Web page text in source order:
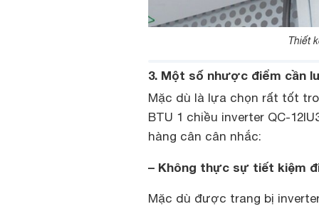
Thiết
3. Một số nhược điểm cần
Mặc dù là lựa chọn rất tốt
BTU 1 chiều inverter QC-
hàng cân cân nhắc:
– Không thực sự tiết kiệm
Mặc dù được trang bị